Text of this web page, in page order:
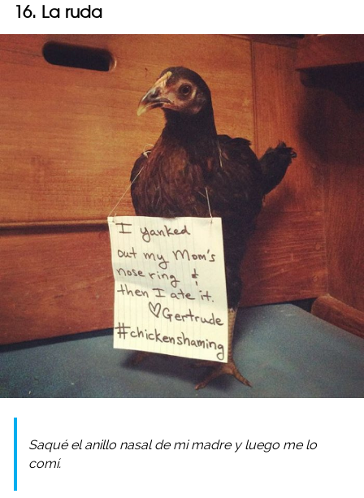
16. La ruda
Saqué el anillo nasal de mi madre y luego me lo
comí.